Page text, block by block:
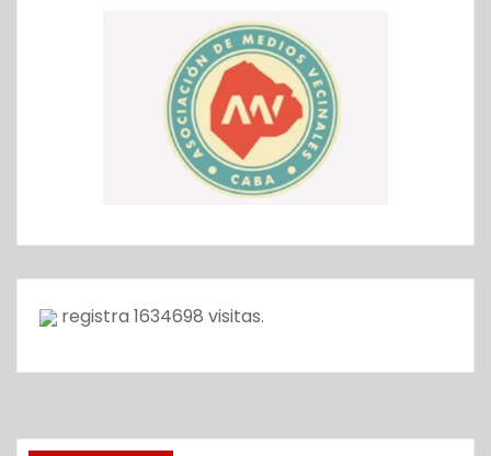
registra 1634698 visitas.